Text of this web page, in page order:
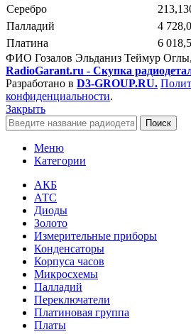
Серебро
Палладий
4
Платина
6
ФИО Гозалов Эльданиз Теймур
RadioGarant.ru - Скупка
Разработано в D3-GROUP.RU.
конфиденциальности.
Закрыть
Поиск
Меню
Категории
АКБ
АТС
Диоды
Золото
Измерительные приборы
Конденсаторы
Корпуса часов
Микросхемы
Палладий
Переключатели
Платиновая группа
Платы